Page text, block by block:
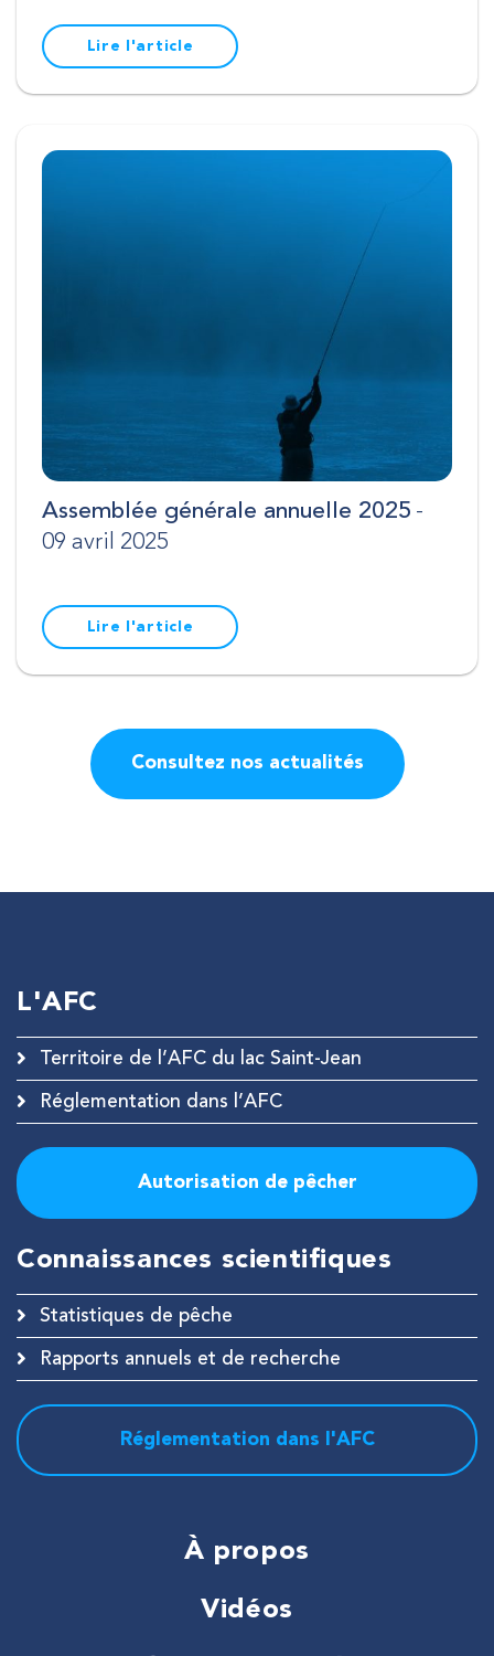
Lire l'article
Assemblée générale annuelle 2025 -
09 avril 2025
Lire l'article
Consultez nos actualités
L'AFC
Territoire de l’AFC du lac Saint-Jean
Réglementation dans l’AFC
Autorisation de pêcher
Connaissances scientifiques
Statistiques de pêche
Rapports annuels et de recherche
Réglementation dans l'AFC
À propos
Vidéos
RECHERCHE